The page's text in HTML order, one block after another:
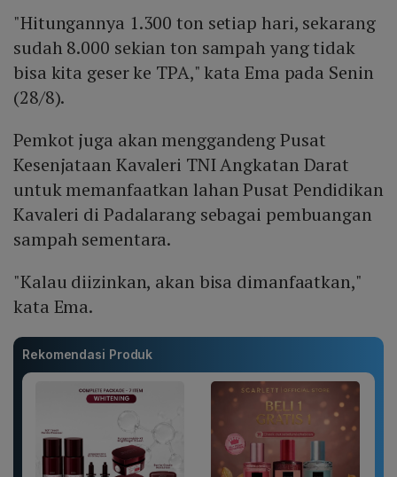
"Hitungannya 1.300 ton setiap hari, sekarang
sudah 8.000 sekian ton sampah yang tidak
bisa kita geser ke TPA," kata Ema pada Senin
(28/8).
Pemkot juga akan menggandeng Pusat
Kesenjataan Kavaleri TNI Angkatan Darat
untuk memanfaatkan lahan Pusat Pendidikan
Kavaleri di Padalarang sebagai pembuangan
sampah sementara.
"Kalau diizinkan, akan bisa dimanfaatkan,"
kata Ema.
Rekomendasi Produk